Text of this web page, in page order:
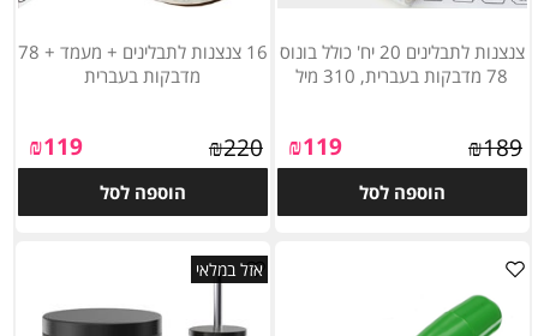
צנצנות לתבלינים 20 יח' כולל בונוס
78 מדבקות בעברית, 310 מיל
₪189
₪119
הוספה לסל
16 צנצנות לתבלינים + מעמד + 78
מדבקות בעברית
₪220
₪119
הוספה לסל
אזל במלאי